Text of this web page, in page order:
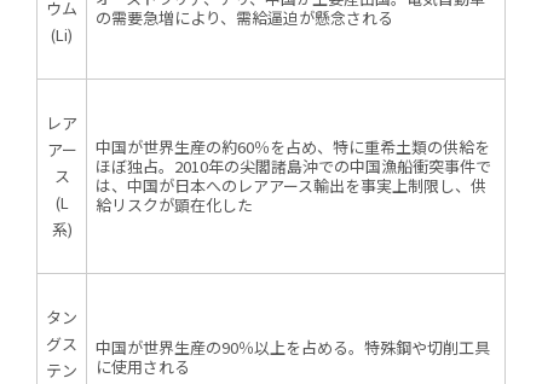
ウム
(Li)
の需要急増により、需給逼迫が懸念される
レア
アー
ス
(L
系)
中国が世界生産の約60％を占め、特に重希土類の供給を
ほぼ独占。2010年の尖閣諸島沖での中国漁船衝突事件で
は、中国が日本へのレアアース輸出を事実上制限し、供
給リスクが顕在化した
タン
グス
テン
中国が世界生産の90％以上を占める。特殊鋼や切削工具
に使用される